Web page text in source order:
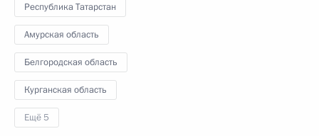
Республика Татарстан
Амурская область
Белгородская область
Курганская область
Ещё 5